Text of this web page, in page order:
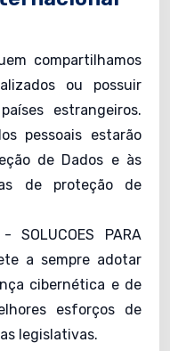
compartilhamos
ou possuir
estrangeiros.
pessoais estarão
de Dados e às
de proteção de
SOLUCOES PARA
a sempre adotar
cibernética e de
esforços de
legislativas.